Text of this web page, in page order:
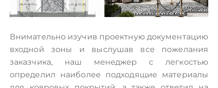
Внимательно изучив проектную документацию
входной зоны и выслушав все пожелания
заказчика, наш менеджер с легкостью
определил наиболее подходящие материалы